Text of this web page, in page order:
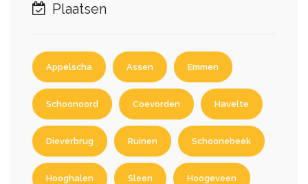
Plaatsen
Appelscha Assen Emmen
Schoonoord Coevorden Havelte
Dieverbrug Ruinen Schoonebeek
Hooghalen Sleen Hoogeveen